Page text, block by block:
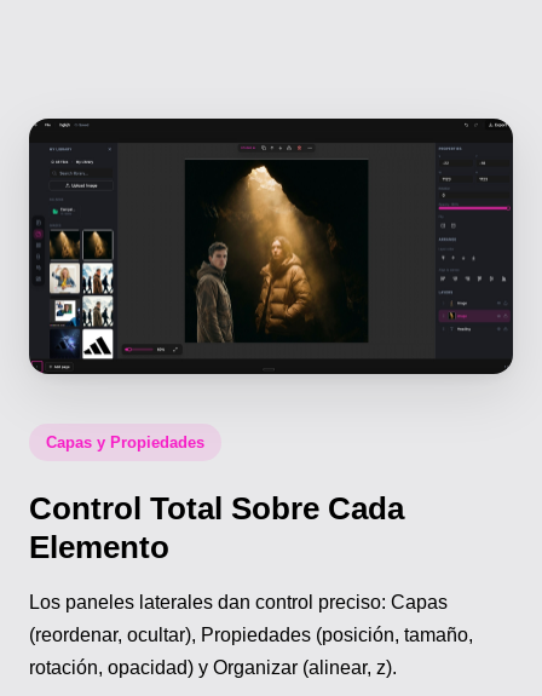
Capas y Propiedades
Control Total Sobre Cada
Elemento
Los paneles laterales dan control preciso: Capas
(reordenar, ocultar), Propiedades (posición, tamaño,
rotación, opacidad) y Organizar (alinear, z).